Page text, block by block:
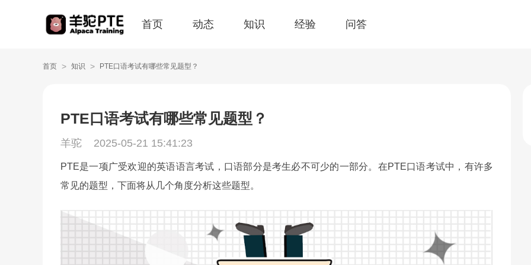
首页 动态 知识 经验 问答
首页 > 知识 > PTE口语考试有哪些常见题型？
PTE口语考试有哪些常见题型？
羊驼 2025-05-21 15:41:23
PTE是一项广受欢迎的英语语言考试，口语部分是考生必不可少的一部分。在PTE口语考试中，有许多
常见的题型，下面将从几个角度分析这些题型。